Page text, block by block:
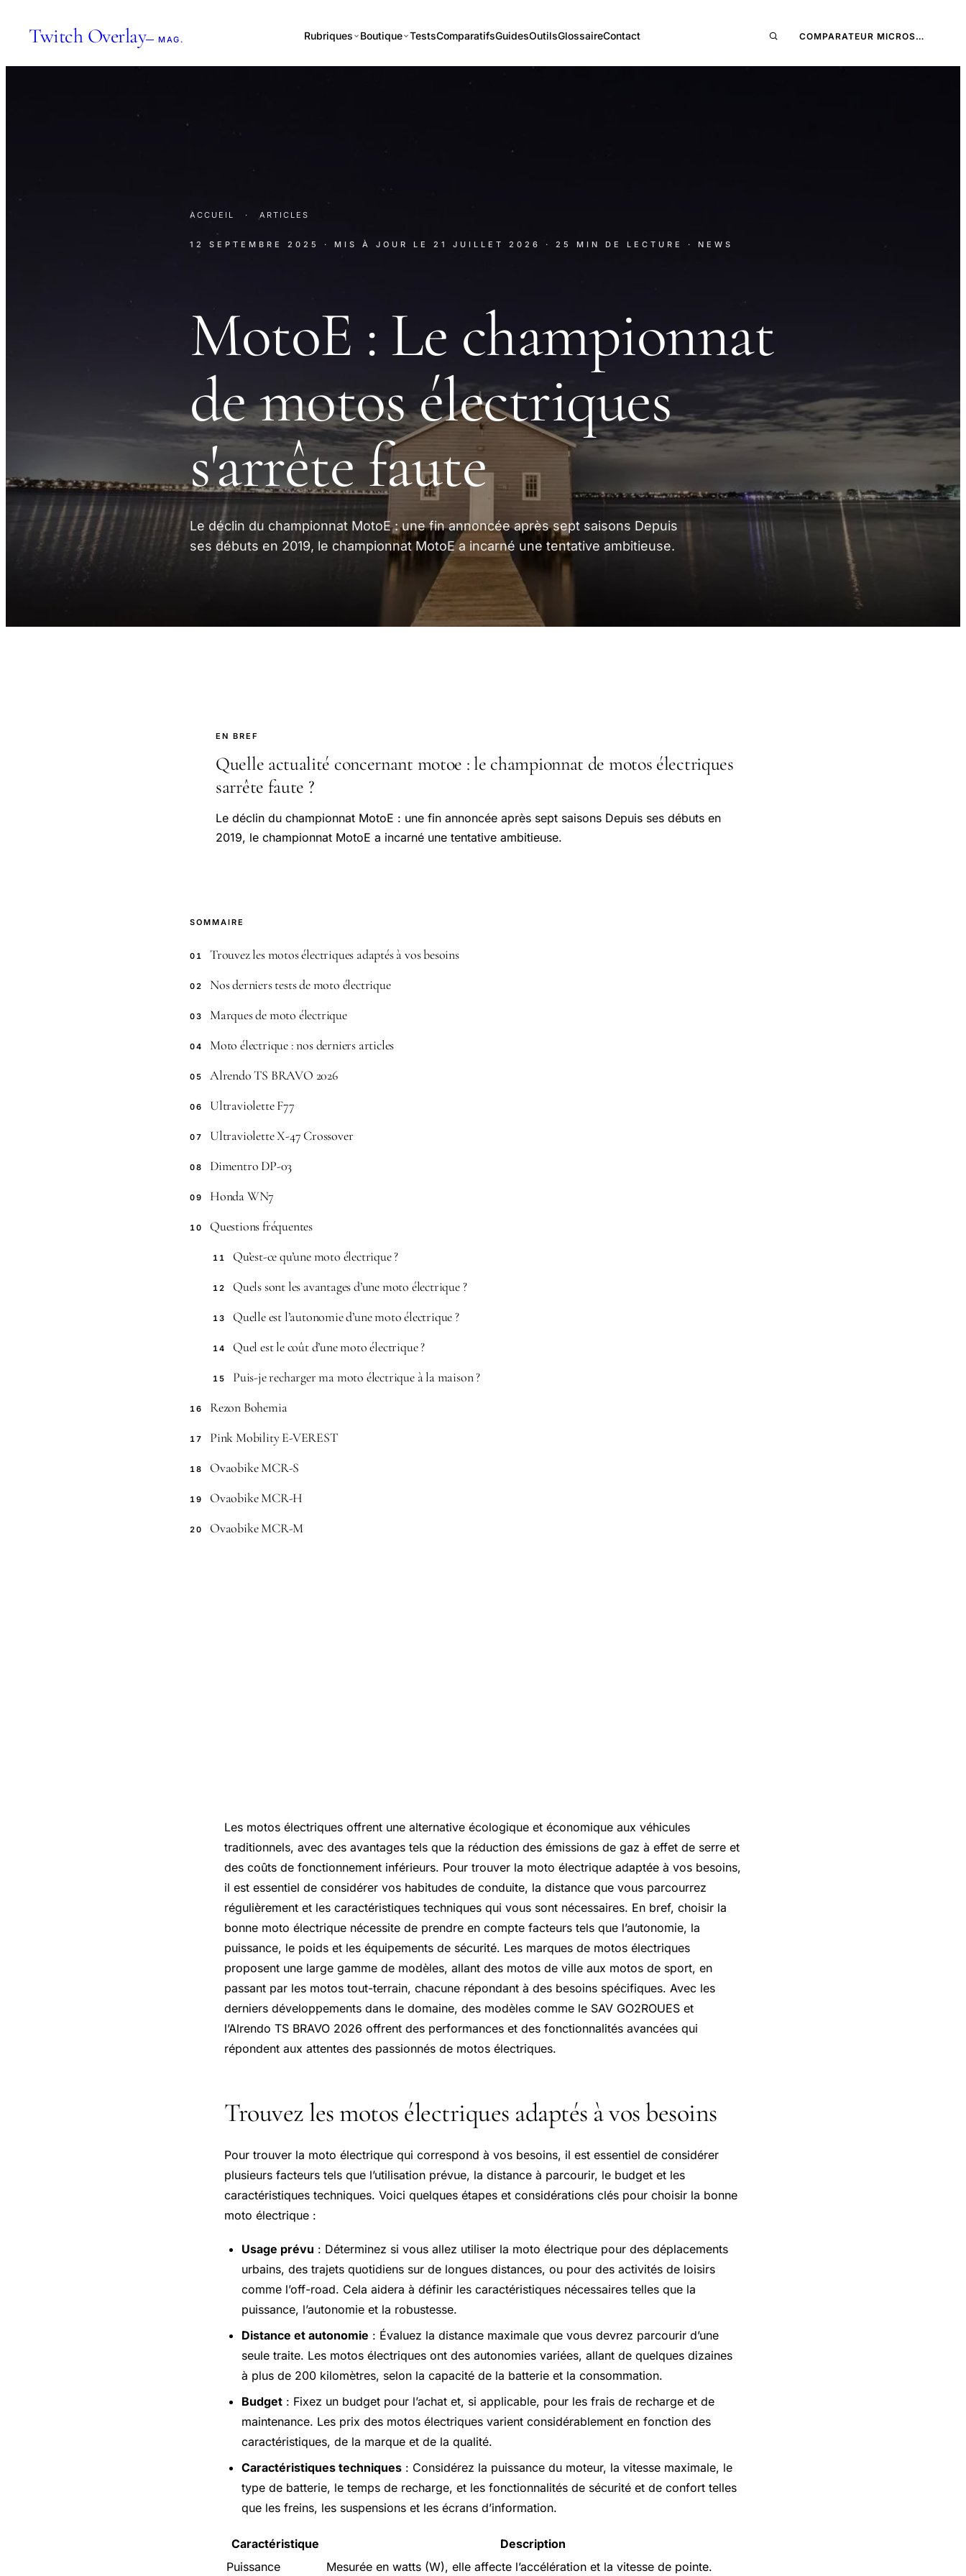
Twitch Overlay— MAG. Rubriques Boutique TestsComparatifsGuidesOutilsGlossaireContact COMPARATEUR MICROS…
ACCUEIL · ARTICLES
12 SEPTEMBRE 2025 · MIS À JOUR LE 21 JUILLET 2026 · 25 MIN DE LECTURE · NEWS
MotoE : Le championnat
de motos électriques
s'arrête faute
Le déclin du championnat MotoE : une fin annoncée après sept saisons Depuis
ses débuts en 2019, le championnat MotoE a incarné une tentative ambitieuse.
EN BREF
Quelle actualité concernant motoe : le championnat de motos électriques
sarrête faute ?
Le déclin du championnat MotoE : une fin annoncée après sept saisons Depuis ses débuts en
2019, le championnat MotoE a incarné une tentative ambitieuse.
SOMMAIRE
01 Trouvez les motos électriques adaptés à vos besoins
02 Nos derniers tests de moto électrique
03 Marques de moto électrique
04 Moto électrique : nos derniers articles
05 Alrendo TS BRAVO 2026
06 Ultraviolette F77
07 Ultraviolette X-47 Crossover
08 Dimentro DP-03
09 Honda WN7
10 Questions fréquentes
11 Qu’est-ce qu’une moto électrique ?
12 Quels sont les avantages d’une moto électrique ?
13 Quelle est l’autonomie d’une moto électrique ?
14 Quel est le coût d’une moto électrique ?
15 Puis-je recharger ma moto électrique à la maison ?
16 Rezon Bohemia
17 Pink Mobility E-VEREST
18 Ovaobike MCR-S
19 Ovaobike MCR-H
20 Ovaobike MCR-M
Les motos électriques offrent une alternative écologique et économique aux véhicules
traditionnels, avec des avantages tels que la réduction des émissions de gaz à effet de serre et
des coûts de fonctionnement inférieurs. Pour trouver la moto électrique adaptée à vos besoins,
il est essentiel de considérer vos habitudes de conduite, la distance que vous parcourrez
régulièrement et les caractéristiques techniques qui vous sont nécessaires. En bref, choisir la
bonne moto électrique nécessite de prendre en compte facteurs tels que l’autonomie, la
puissance, le poids et les équipements de sécurité. Les marques de motos électriques
proposent une large gamme de modèles, allant des motos de ville aux motos de sport, en
passant par les motos tout-terrain, chacune répondant à des besoins spécifiques. Avec les
derniers développements dans le domaine, des modèles comme le SAV GO2ROUES et
l’Alrendo TS BRAVO 2026 offrent des performances et des fonctionnalités avancées qui
répondent aux attentes des passionnés de motos électriques.
Trouvez les motos électriques adaptés à vos besoins
Pour trouver la moto électrique qui correspond à vos besoins, il est essentiel de considérer
plusieurs facteurs tels que l’utilisation prévue, la distance à parcourir, le budget et les
caractéristiques techniques. Voici quelques étapes et considérations clés pour choisir la bonne
moto électrique :
Usage prévu : Déterminez si vous allez utiliser la moto électrique pour des déplacements
urbains, des trajets quotidiens sur de longues distances, ou pour des activités de loisirs
comme l’off-road. Cela aidera à définir les caractéristiques nécessaires telles que la
puissance, l’autonomie et la robustesse.
Distance et autonomie : Évaluez la distance maximale que vous devrez parcourir d’une
seule traite. Les motos électriques ont des autonomies variées, allant de quelques dizaines
à plus de 200 kilomètres, selon la capacité de la batterie et la consommation.
Budget : Fixez un budget pour l’achat et, si applicable, pour les frais de recharge et de
maintenance. Les prix des motos électriques varient considérablement en fonction des
caractéristiques, de la marque et de la qualité.
Caractéristiques techniques : Considérez la puissance du moteur, la vitesse maximale, le
type de batterie, le temps de recharge, et les fonctionnalités de sécurité et de confort telles
que les freins, les suspensions et les écrans d’information.
Caractéristique
Description
Puissance
Mesurée en watts (W), elle affecte l’accélération et la vitesse de pointe.